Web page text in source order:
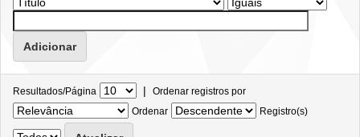
Resultados/Página | Ordenar registros por
Ordenar
Registro(s)